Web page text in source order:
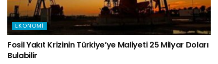
EKONOMI
Fosil Yakıt Krizinin Türkiye’ye Maliyeti 25 Milyar Doları
Bulabilir